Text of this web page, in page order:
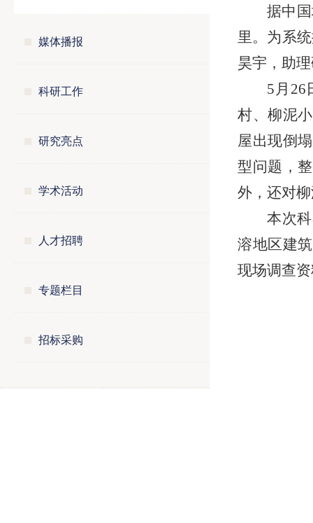
媒体播报
科研工作
研究亮点
学术活动
人才招聘
专题栏目
招标采购
据中
里。为系
昊宇，助
5月26
村、柳泥
屋出现倒
型问题，
外，还对
本次
溶地区建
现场调查